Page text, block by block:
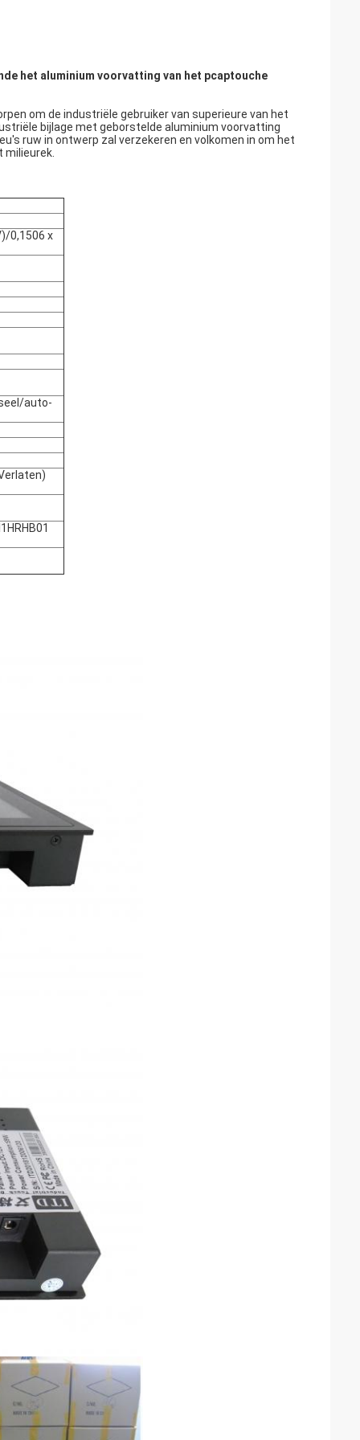
het aluminium voorvatting van het pcaptouche
om de industriële gebruiker van superieure van het
bijlage met geborstelde aluminium voorvatting
ruw in ontwerp zal verzekeren en volkomen in om het
milieurek.
0,1506 x
auto-